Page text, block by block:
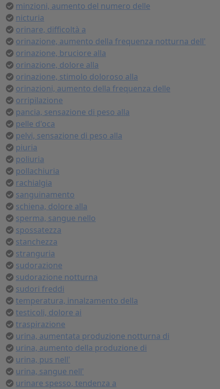
minzioni, aumento del numero delle
nicturia
orinare, difficoltà a
orinazione, aumento della frequenza notturna dell'
orinazione, bruciore alla
orinazione, dolore alla
orinazione, stimolo doloroso alla
orinazioni, aumento della frequenza delle
orripilazione
pancia, sensazione di peso alla
pelle d'oca
pelvi, sensazione di peso alla
piuria
poliuria
pollachiuria
rachialgia
sanguinamento
schiena, dolore alla
sperma, sangue nello
spossatezza
stanchezza
stranguria
sudorazione
sudorazione notturna
sudori freddi
temperatura, innalzamento della
testicoli, dolore ai
traspirazione
urina, aumentata produzione notturna di
urina, aumento della produzione di
urina, pus nell'
urina, sangue nell'
urinare spesso, tendenza a